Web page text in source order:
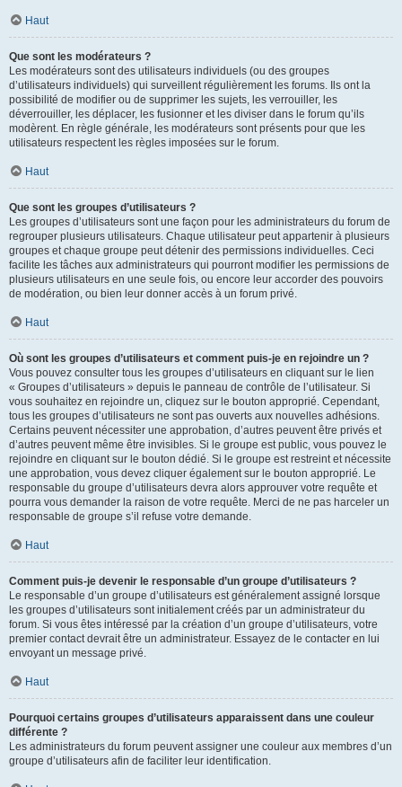
Haut
Que sont les modérateurs ?
Les modérateurs sont des utilisateurs individuels (ou des groupes
d’utilisateurs individuels) qui surveillent régulièrement les forums. Ils ont la
possibilité de modifier ou de supprimer les sujets, les verrouiller, les
déverrouiller, les déplacer, les fusionner et les diviser dans le forum qu’ils
modèrent. En règle générale, les modérateurs sont présents pour que les
utilisateurs respectent les règles imposées sur le forum.
Haut
Que sont les groupes d’utilisateurs ?
Les groupes d’utilisateurs sont une façon pour les administrateurs du forum de
regrouper plusieurs utilisateurs. Chaque utilisateur peut appartenir à plusieurs
groupes et chaque groupe peut détenir des permissions individuelles. Ceci
facilite les tâches aux administrateurs qui pourront modifier les permissions de
plusieurs utilisateurs en une seule fois, ou encore leur accorder des pouvoirs
de modération, ou bien leur donner accès à un forum privé.
Haut
Où sont les groupes d’utilisateurs et comment puis-je en rejoindre un ?
Vous pouvez consulter tous les groupes d’utilisateurs en cliquant sur le lien
« Groupes d’utilisateurs » depuis le panneau de contrôle de l’utilisateur. Si
vous souhaitez en rejoindre un, cliquez sur le bouton approprié. Cependant,
tous les groupes d’utilisateurs ne sont pas ouverts aux nouvelles adhésions.
Certains peuvent nécessiter une approbation, d’autres peuvent être privés et
d’autres peuvent même être invisibles. Si le groupe est public, vous pouvez le
rejoindre en cliquant sur le bouton dédié. Si le groupe est restreint et nécessite
une approbation, vous devez cliquer également sur le bouton approprié. Le
responsable du groupe d’utilisateurs devra alors approuver votre requête et
pourra vous demander la raison de votre requête. Merci de ne pas harceler un
responsable de groupe s’il refuse votre demande.
Haut
Comment puis-je devenir le responsable d’un groupe d’utilisateurs ?
Le responsable d’un groupe d’utilisateurs est généralement assigné lorsque
les groupes d’utilisateurs sont initialement créés par un administrateur du
forum. Si vous êtes intéressé par la création d’un groupe d’utilisateurs, votre
premier contact devrait être un administrateur. Essayez de le contacter en lui
envoyant un message privé.
Haut
Pourquoi certains groupes d’utilisateurs apparaissent dans une couleur
différente ?
Les administrateurs du forum peuvent assigner une couleur aux membres d’un
groupe d’utilisateurs afin de faciliter leur identification.